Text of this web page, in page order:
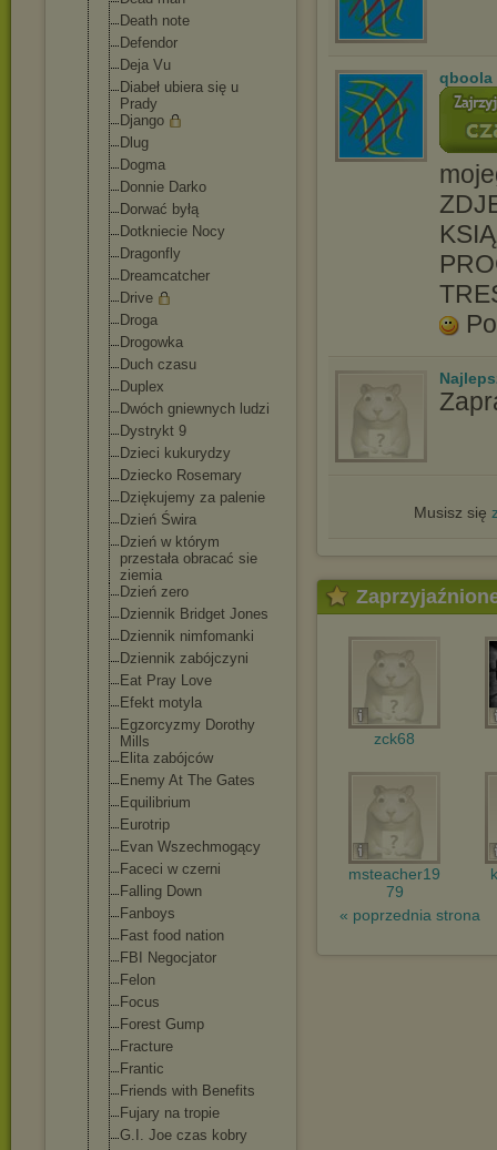
Death note
Defendor
Deja Vu
Diabeł ubiera się u
Prady
Django
Dlug
Dogma
Donnie Darko
Dorwać byłą
Dotkniecie Nocy
Dragonfly
Dreamcatcher
Drive
Droga
Drogowka
Duch czasu
Duplex
Dwóch gniewnych ludzi
Dystrykt 9
Dzieci kukurydzy
Dziecko Rosemary
Dziękujemy za palenie
Dzień Świra
Dzień w którym
przestała obracać sie
ziemia
Dzień zero
Dziennik Bridget Jones
Dziennik nimfomanki
Dziennik zabójczyni
Eat Pray Love
Efekt motyla
Egzorcyzmy Dorothy
Mills
Elita zabójców
Enemy At The Gates
Equilibrium
Eurotrip
Evan Wszechmogący
Faceci w czerni
Falling Down
Fanboys
Fast food nation
FBI Negocjator
Felon
Focus
Forest Gump
Fracture
Frantic
Friends with Benefits
Fujary na tropie
G.I. Joe czas kobry
qboola
Musisz się
zck68
msteacher19
79
« poprzednia strona